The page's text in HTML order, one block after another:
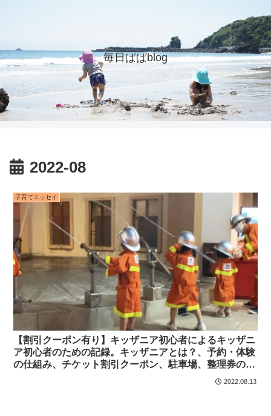
毎日ぱぱblog
2022-08
子育てエッセイ
【割引クーポン有り】キッザニア初心者によるキッザニ
ア初心者のための記録。キッザニアとは？、予約・体験
の仕組み、チケット割引クーポン、駐車場、整理券のこ
と、当日の様子などできるだけ丁寧に解説したつもり
2022.08.13